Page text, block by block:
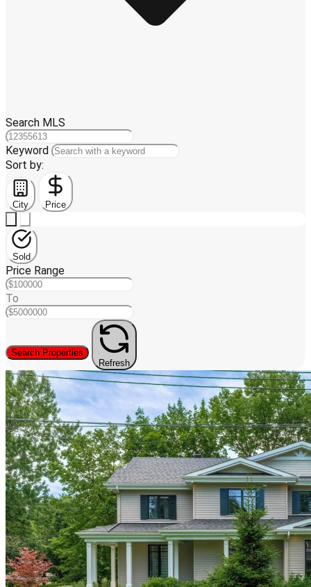
Search MLS
Keyword
Sort by:
City Price
Sold
Price Range
To
Search Properties
Refresh